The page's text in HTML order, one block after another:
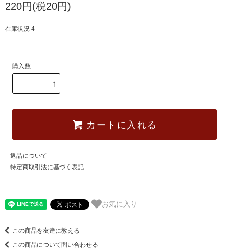
220円(税20円)
在庫状況 4
購入数
カートに入れる
返品について
特定商取引法に基づく表記
お気に入り
この商品を友達に教える
この商品について問い合わせる